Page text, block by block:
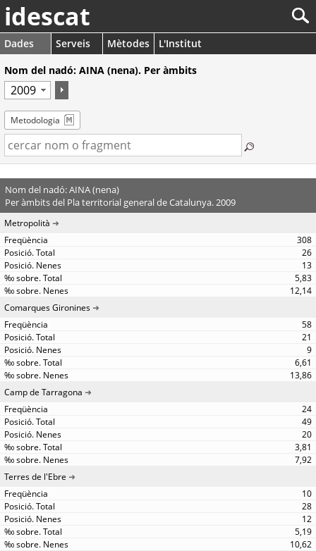
idescat
Dades Serveis Mètodes
L'Institut
Nom del nadó: AINA (nena). Per àmbits
Metodologia
Nom del nadó: AINA (nena)
Per àmbits del Pla territorial general de Catalunya. 2009
Metropolità
308
26
13
5,83
12,14
Comarques Gironines
58
21
9
6,61
13,86
Camp de Tarragona
24
49
20
3,81
7,92
Terres de l'Ebre
10
28
12
5,19
10,62